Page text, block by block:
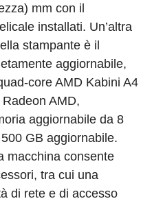
mm con il
installati. Un’altra
stampante è il
aggiornabile,
core AMD Kabini A4
AMD,
aggiornabile da 8
GB aggiornabile.
macchina consente
tra cui una
di rete e di accesso